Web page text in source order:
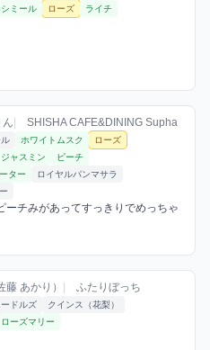
シミール ローズ ライチ
スを見る
/ お店シーシャ / 2025年10月
ん| SHISHA CAFE&DINING Supha
ー
ホワイトムスク
ローズ
ジャスミン
ピーチ
ター
ロイヤルパンマサラ
ーチみがあってすっきりでめっちゃ
ズミックスを見る
藤 あかり） / お店シーシャ /
あかり） | ふたりぼっち
ー
ードルズ
クインス（花梨）
ローズマリー